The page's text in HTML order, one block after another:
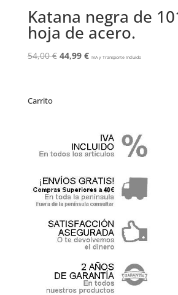
Katana negra de
hoja de acero.
54,00€ El
44,99 €ElIVA y Transporte Incluido
Carrito